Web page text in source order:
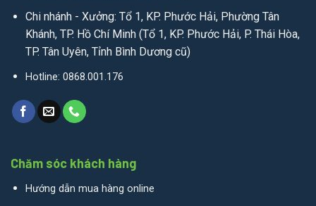
Chi nhánh - Xưởng: Tổ 1, KP. Phước Hải, Phường Tân
Khánh, TP. Hồ Chí Minh (Tổ 1, KP. Phước Hải, P. Thái Hòa,
TP. Tân Uyên, Tỉnh Bình Dương cũ)
Hotline: 0868.001.176
Chăm sóc khách hàng
Hướng dẫn mua hàng online